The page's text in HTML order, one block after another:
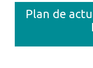
Plan de